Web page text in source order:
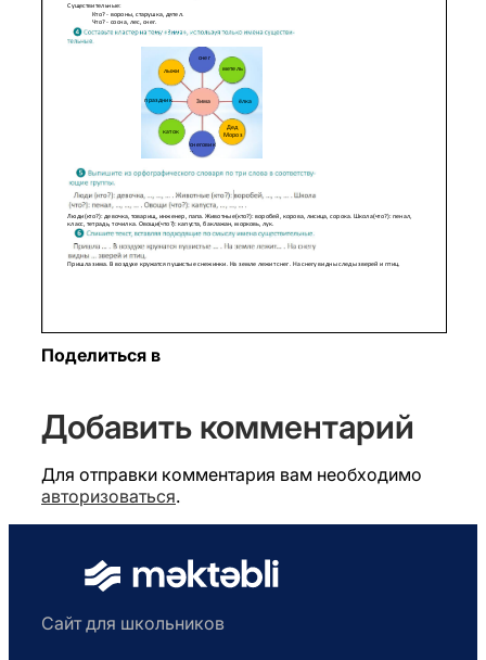
Поделиться в
Добавить комментарий
Для отправки комментария вам необходимо
авторизоваться.
Сайт для школьников